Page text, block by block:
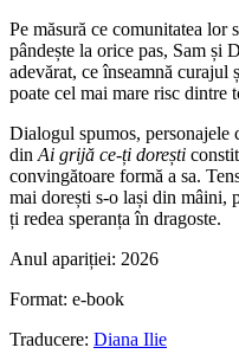
Pe măsură ce comunitatea lor
pândește la orice pas, Sam și
adevărat, ce înseamnă curajul
poate cel mai mare risc dintre
Dialogul spumos, personajele
din Ai grijă ce-ți dorești
convingătoare formă a sa.
mai dorești s-o lași din mâini,
ți redea speranța în dragoste.
Anul apariției: 2026
Format: e-book
Traducere: Diana Ilie